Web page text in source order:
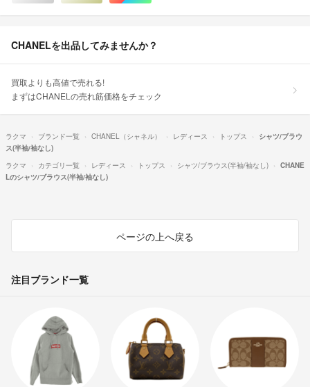
CHANELを出品してみませんか？
買取よりも高値で売れる!
まずはCHANELの売れ筋価格をチェック
ラクマ ブランド一覧 CHANEL（シャネル） レディース トップス
シャツ/ブラウ
ス(半袖/袖なし)
ラクマ
カテゴリ一覧 レディース トップス シャツ/ブラウス(半袖/袖なし)
CHANE
Lのシャツ/ブラウス(半袖/袖なし)
ページの上へ戻る
注目ブランド一覧